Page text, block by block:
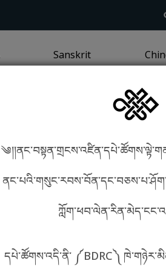
/ SEA TRADITIONPAGE
GO TOSANSKRIT
Sanskrit
GO
དཔེ་ཚོགས་འདི་ནི་ ༼BDRC༽
phonetics! How to